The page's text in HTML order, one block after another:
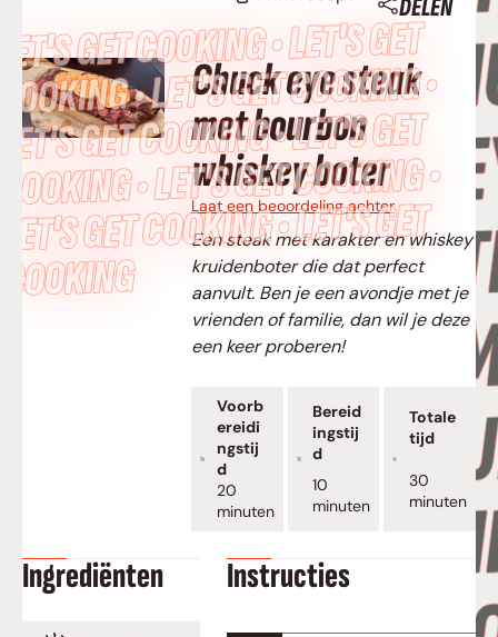
GET COOKING • LET’S GET
• LET’S GET COOKING •
GET COOKING • LET’S GET
COOKING • LET’S GET COOKING •
LET’S GET COOKING • LET’S GET
COOKING
DELEN
Chuck eye steak
met bourbon
whiskey boter
Laat een beoordeling achter
Een steak met karakter en whiskey
kruidenboter die dat perfect
aanvult. Ben je een avondje met je
vrienden of familie, dan wil je deze
een keer proberen!
Voorb
ereidi
ngstij
d
20minuten
minuten
Bereid
ingstij
d
10
minuten
Totale
tijd
30minuten
minuten
Ingrediënten Instructies